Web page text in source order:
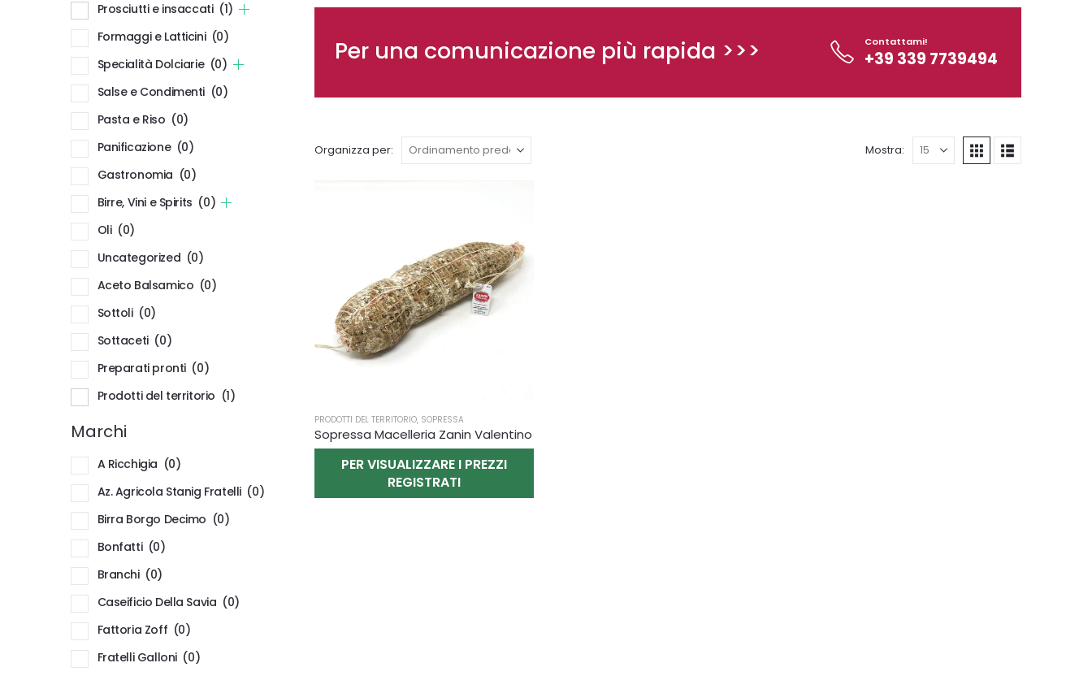
Per una comunicazione più rapida >>> Contattami!
+39 339 7739494
Organizza per: Mostra:
PRODOTTI DEL TERRITORIO, SOPRESSA
Sopressa Macelleria Zanin Valentino
PER VISUALIZZARE I PREZZI
REGISTRATI
Prosciutti e insaccati (1)
Formaggi e Latticini (0)
Specialità Dolciarie (0)
Salse e Condimenti (0)
Pasta e Riso (0)
Panificazione (0)
Gastronomia (0)
Birre, Vini e Spirits (0)
Oli (0)
Uncategorized (0)
Aceto Balsamico (0)
Sottoli (0)
Sottaceti (0)
Preparati pronti (0)
Prodotti del territorio (1)
Marchi
A Ricchigia (0)
Az. Agricola Stanig Fratelli (0)
Birra Borgo Decimo (0)
Bonfatti (0)
Branchi (0)
Caseificio Della Savia (0)
Fattoria Zoff (0)
Fratelli Galloni (0)